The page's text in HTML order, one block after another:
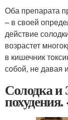
Оба препарата
– в своей
действие
возрастет
в кишечник
собой, не давая
Солодка и